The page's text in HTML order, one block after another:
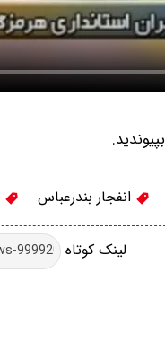
بپیوندید.
انفجار بندرعباس
لینک کوتاه